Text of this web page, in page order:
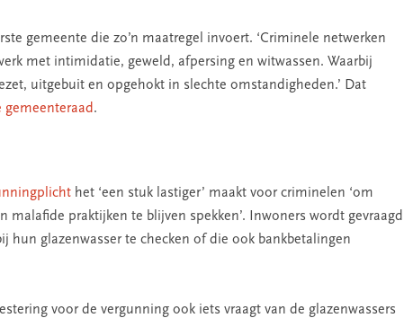
gemeente die zo’n maatregel invoert. ‘Criminele netwerken
met intimidatie, geweld, afpersing en witwassen. Waarbij
uitgebuit en opgehokt in slechte omstandigheden.’ Dat
gemeenteraad.
het ‘een stuk lastiger’ maakt voor criminelen ‘om
praktijken te blijven spekken’. Inwoners wordt gevraagd
hun glazenwasser te checken of die ook bankbetalingen
voor de vergunning ook iets vraagt van de glazenwassers